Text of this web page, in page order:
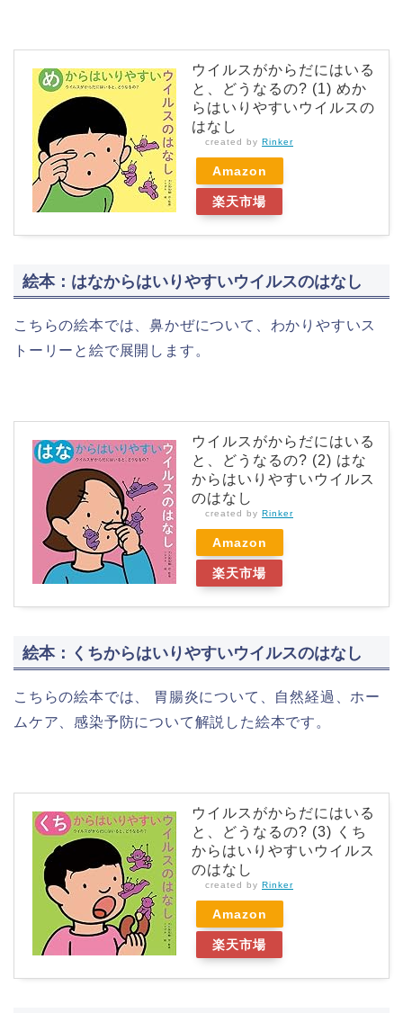
ウイルスがからだにはいる
と、どうなるの? (1) めか
らはいりやすいウイルスの
はなし
created by Rinker
Amazon
楽天市場
絵本：はなからはいりやすいウイルスのはなし
こちらの絵本では、鼻かぜについて、わかりやすいス
トーリーと絵で展開します。
ウイルスがからだにはいる
と、どうなるの? (2) はな
からはいりやすいウイルス
のはなし
created by Rinker
Amazon
楽天市場
絵本：くちからはいりやすいウイルスのはなし
こちらの絵本では、 胃腸炎について、自然経過、ホー
ムケア、感染予防について解説した絵本です。
ウイルスがからだにはいる
と、どうなるの? (3) くち
からはいりやすいウイルス
のはなし
created by Rinker
Amazon
楽天市場